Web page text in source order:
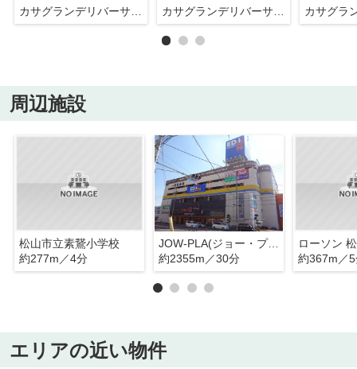
カサグランデリバーサイドⅡ・ カサグランデリバーサイドⅡ・
周辺施設
松山市立素鵞小学校
約277m／4分
JOW-PLA(ジョー・プラ)
約2355m／30分
ローソン
約367m／
エリアの近い物件